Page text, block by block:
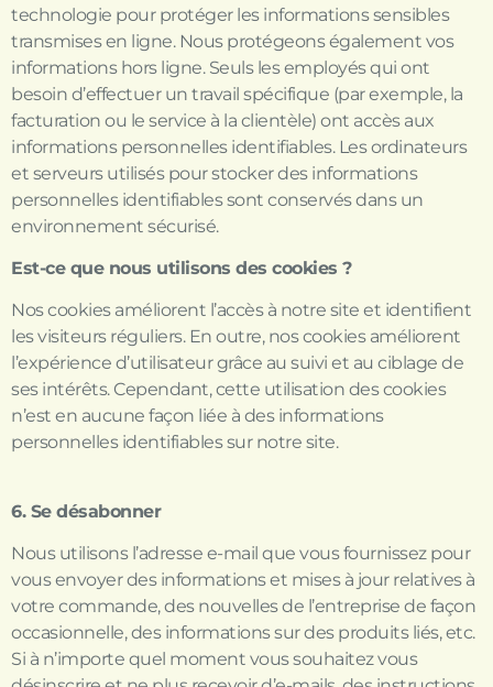
technologie pour protéger les informations sensibles
transmises en ligne. Nous protégeons également vos
informations hors ligne. Seuls les employés qui ont
besoin d’effectuer un travail spécifique (par exemple, la
facturation ou le service à la clientèle) ont accès aux
informations personnelles identifiables. Les ordinateurs
et serveurs utilisés pour stocker des informations
personnelles identifiables sont conservés dans un
environnement sécurisé.
Est-ce que nous utilisons des cookies ?
Nos cookies améliorent l’accès à notre site et identifient
les visiteurs réguliers. En outre, nos cookies améliorent
l’expérience d’utilisateur grâce au suivi et au ciblage de
ses intérêts. Cependant, cette utilisation des cookies
n’est en aucune façon liée à des informations
personnelles identifiables sur notre site.
6. Se désabonner
Nous utilisons l’adresse e-mail que vous fournissez pour
vous envoyer des informations et mises à jour relatives à
votre commande, des nouvelles de l’entreprise de façon
occasionnelle, des informations sur des produits liés, etc.
Si à n’importe quel moment vous souhaitez vous